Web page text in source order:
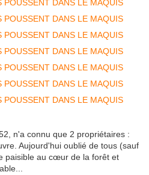
n'a connu que 2 propriétaires :
Aujourd'hui oublié de tous (sauf
paisible au cœur de la forêt et